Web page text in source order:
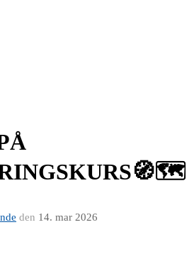
den 14. mar 2026